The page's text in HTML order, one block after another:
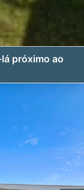
próximo ao